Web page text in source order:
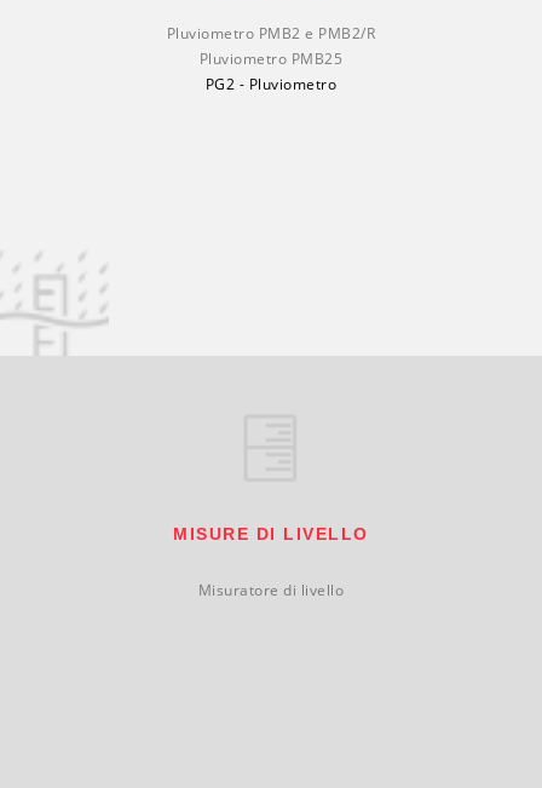
Pluviometro PMB2 e PMB2/R
Pluviometro PMB25
PG2 - Pluviometro
MISURE DI LIVELLO
Misuratore di livello